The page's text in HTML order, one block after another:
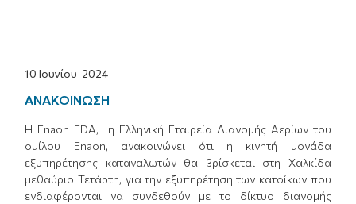
10 Ιουνίου 2024
ΑΝΑΚΟΙΝΩΣΗ
Η Enaon EDA, η Ελληνική Εταιρεία Διανομής Αερίων του
ομίλου Enaon, ανακοινώνει ότι η κινητή μονάδα
εξυπηρέτησης καταναλωτών θα βρίσκεται στη Χαλκίδα
μεθαύριο Τετάρτη, για την εξυπηρέτηση των κατοίκων που
ενδιαφέρονται να συνδεθούν με το δίκτυο διανομής